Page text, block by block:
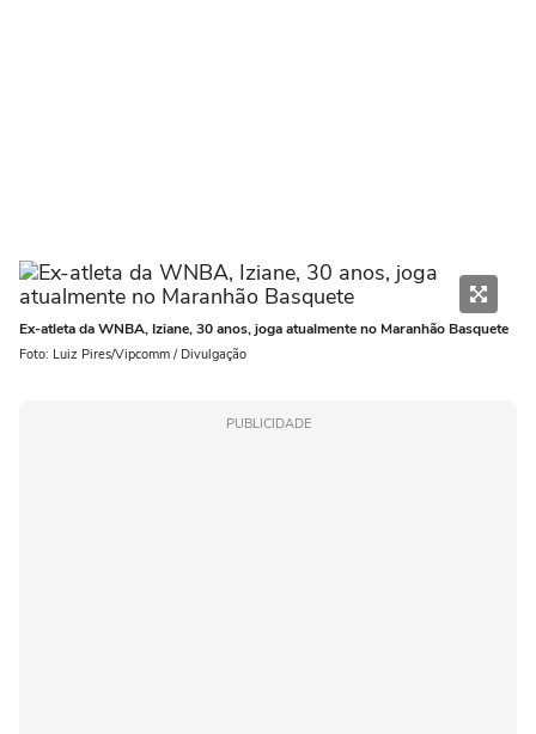
Ex-atleta da WNBA, Iziane, 30 anos, joga atualmente no Maranhão Basquete
Foto: Luiz Pires/Vipcomm / Divulgação
PUBLICIDADE